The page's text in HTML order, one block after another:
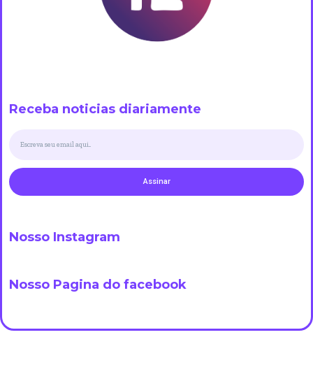
Receba noticias diariamente
Assinar
Nosso Instagram
Nosso Pagina do facebook